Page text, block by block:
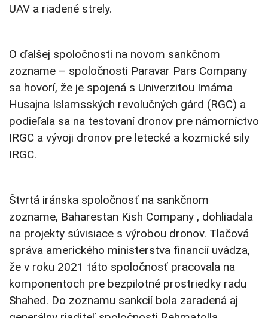
UAV a riadené strely.
O ďalšej spoločnosti na novom sankčnom
zozname – spoločnosti Paravar Pars Company
sa hovorí, že je spojená s Univerzitou Imáma
Husajna Islamsských revolučných gárd (RGC) a
podieľala sa na testovaní dronov pre námorníctvo
IRGC a vývoji dronov pre letecké a kozmické sily
IRGC.
Štvrtá iránska spoločnosť na sankčnom
zozname, Baharestan Kish Company , dohliadala
na projekty súvisiace s výrobou dronov. Tlačová
správa amerického ministerstva financií uvádza,
že v roku 2021 táto spoločnosť pracovala na
komponentoch pre bezpilotné prostriedky radu
Shahed. Do zoznamu sankcií bola zaradená aj